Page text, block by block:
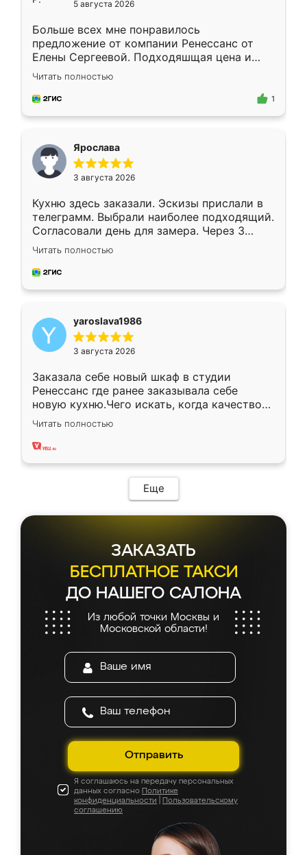
5 августа 2026
Больше всех мне понравилось
предложение от компании Ренессанс от
Елены Сергеевой. Подходяшщая цена и
короткие сроки изготовления. Приехавший
для замера сотрудник Владислав
предложил по моему эскизу самый
Читать полностью
1
Ярослава
3 августа 2026
Кухню здесь заказали. Эскизы прислали в
телеграмм. Выбрали наиболее подходящий.
Согласовали день для замера. Через 3
недели кухня была уже готова. Остались
довольны работой. Спасибо Ренессанс
мебель за качественную работу!
Читать полностью
yaroslava1986
3 августа 2026
Заказала себе новый шкаф в студии
Ренессанс где ранее заказывала себе
новую кухню.Чего искать, когда качеством
вполне довольна. Служит кухня уже почти
два года, нареканий нет.
Читать полностью
Еще
ЗАКАЗАТЬ
БЕСПЛАТНОЕ ТАКСИ
ДО НАШЕГО САЛОНА
Из любой точки Москвы и
Московской области!
Отправить
Я соглашаюсь на передачу персональных
данных согласно Политике
конфиденциальности
Пользовательскому
соглашению